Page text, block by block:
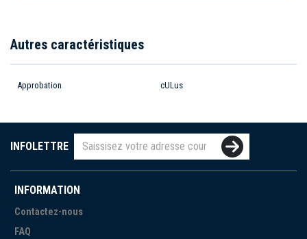
Autres caractéristiques
Approbation cULus
INFOLETTRE
INFORMATION
Contactez-nous
FAQ